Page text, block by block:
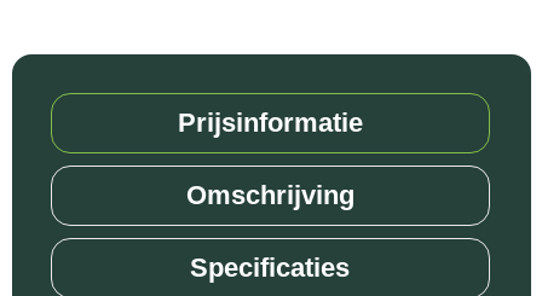
Prijsinformatie
Omschrijving
Specificaties